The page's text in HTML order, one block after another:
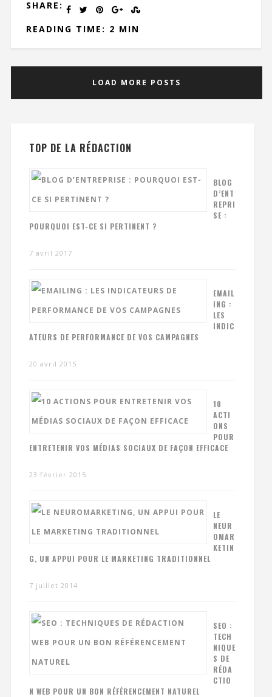
SHARE:
READING TIME: 2 MIN
LOAD MORE POSTS
TOP DE LA RÉDACTION
BLOG
D’ENT
REPRI
SE :
POURQUOI EST-CE SI PERTINENT ?
7 avril 2017
EMAIL
ING :
LES
INDIC
ATEURS DE PERFORMANCE DE VOS CAMPAGNES
20 avril 2015
10
ACTI
ONS
POUR
ENTRETENIR VOS MÉDIAS SOCIAUX DE FAÇON EFFICACE
23 février 2015
LE
NEUR
OMAR
KETIN
G, UN APPUI POUR LE MARKETING TRADITIONNEL
7 juillet 2014
SEO :
TECH
NIQUE
S DE
RÉDA
CTIO
N WEB POUR UN BON RÉFÉRENCEMENT NATUREL